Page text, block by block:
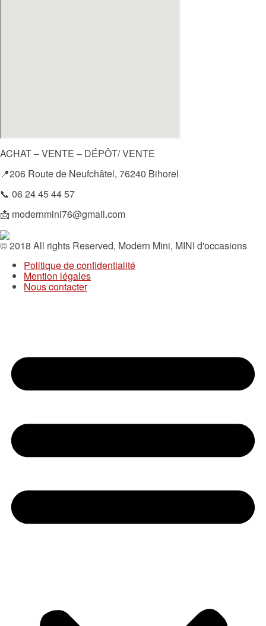
ACHAT – VENTE – DÉPÔT/ VENTE
📍206 Route de Neufchâtel, 76240 Bihorel
📞 06 24 45 44 57
📩 modernmini76@gmail.com
© 2018 All rights Reserved, Modern Mini, MINI d'occasions
Politique de confidentialité
Mention légales
Nous contacter